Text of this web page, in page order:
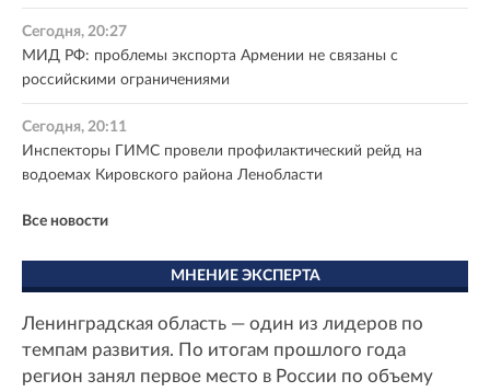
Сегодня, 20:27
МИД РФ: проблемы экспорта Армении не связаны с
российскими ограничениями
Сегодня, 20:11
Инспекторы ГИМС провели профилактический рейд на
водоемах Кировского района Ленобласти
Все новости
МНЕНИЕ ЭКСПЕРТА
Ленинградская область — один из лидеров по
темпам развития. По итогам прошлого года
регион занял первое место в России по объему